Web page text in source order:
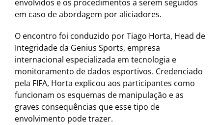
envolvidos e os procedimentos a serem seguidos
em caso de abordagem por aliciadores.
O encontro foi conduzido por Tiago Horta, Head de
Integridade da Genius Sports, empresa
internacional especializada em tecnologia e
monitoramento de dados esportivos. Credenciado
pela FIFA, Horta explicou aos participantes como
funcionam os esquemas de manipulação e as
graves consequências que esse tipo de
envolvimento pode trazer.